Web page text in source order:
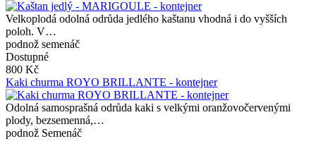
Velkoplodá odolná odrůda jedlého kaštanu vhodná i do vyšších
poloh. V…
podnož semenáč
Dostupné
800 Kč
Kaki churma ROYO BRILLANTE - kontejner
Odolná samosprašná odrůda kaki s velkými oranžovočervenými
plody, bezsemenná,…
podnož Semenáč